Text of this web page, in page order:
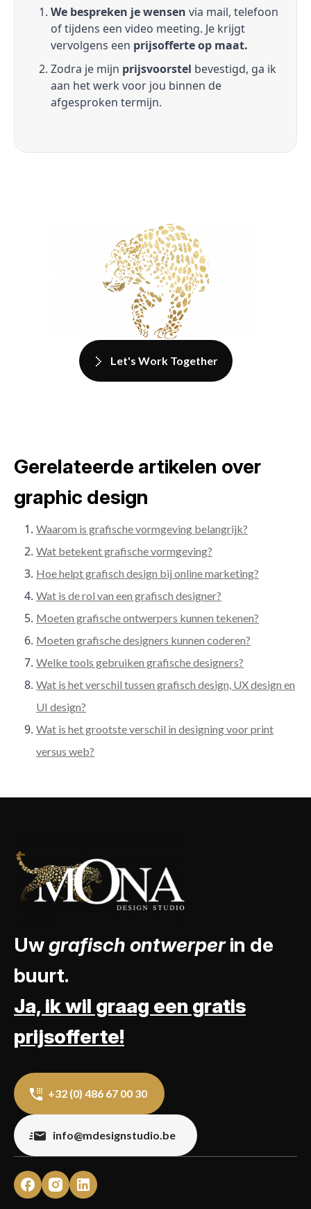
We bespreken je wensen via mail, telefoon
of tijdens een video meeting. Je krijgt
vervolgens een prijsofferte op maat.
Zodra je mijn prijsvoorstel bevestigd, ga ik
aan het werk voor jou binnen de
afgesproken termijn.
Let's Work Together
Gerelateerde artikelen over
graphic design
Waarom is grafische vormgeving belangrijk?
Wat betekent grafische vormgeving?
Hoe helpt grafisch design bij online marketing?
Wat is de rol van een grafisch designer?
Moeten grafische ontwerpers kunnen tekenen?
Moeten grafische designers kunnen coderen?
Welke tools gebruiken grafische designers?
Wat is het verschil tussen grafisch design, UX design en
UI design?
Wat is het grootste verschil in designing voor print
versus web?
Uwgrafisch ontwerperin de
buurt.
Ja, ik wil graag een gratis
prijsofferte!
+32 (0) 486 67 00 30
info@mdesignstudio.be